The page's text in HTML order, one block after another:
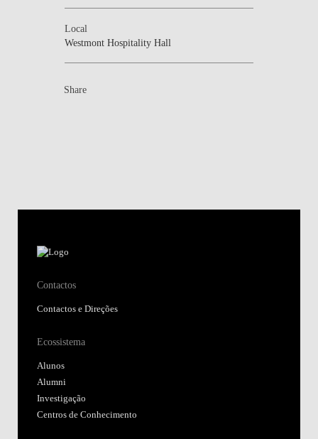
Local
Westmont Hospitality Hall
Share
Contactos
Contactos e Direções
Ecossistema
Alunos
Alumni
Investigação
Centros de Conhecimento